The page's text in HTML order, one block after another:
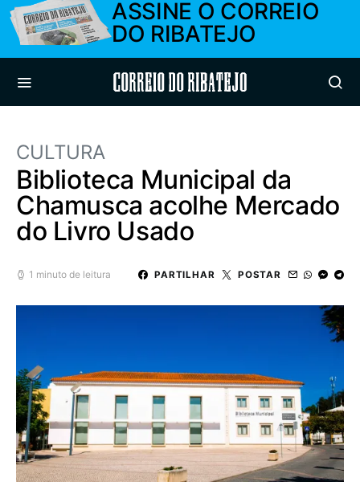
ASSINE O CORREIO
DO RIBATEJO
Correio do Ribatejo
CULTURA
Biblioteca Municipal da
Chamusca acolhe Mercado
do Livro Usado
1 minuto de leitura PARTILHAR POSTAR